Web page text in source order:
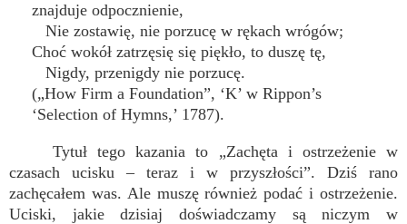
znajduje odpocznienie,
Nie zostawię, nie porzucę w rękach wrógów;
Choć wokół zatrzęsię się piękło, to duszę tę,
Nigdy, przenigdy nie porzucę.
(„How Firm a Foundation”, ‘K’ w Rippon’s
‘Selection of Hymns,’ 1787).
Tytuł tego kazania to „Zachęta i ostrzeżenie w
czasach ucisku – teraz i w przyszłości”. Dziś rano
zachęcałem was. Ale muszę również podać i ostrzeżenie.
Uciski, jakie dzisiaj doświadczamy są niczym w